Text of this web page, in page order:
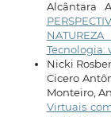
Alcântara
Tecnologia:
Nicki
Cicero
Monteiro,
Virtuais